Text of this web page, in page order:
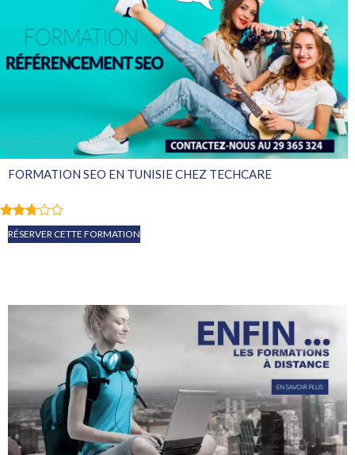
FORMATION SEO EN TUNISIE CHEZ TECHCARE
Note
2.65
RÉSERVER CETTE FORMATION